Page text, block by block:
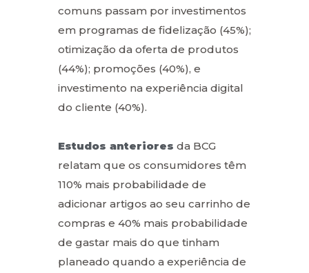
comuns passam por investimentos
em programas de fidelização (45%);
otimização da oferta de produtos
(44%); promoções (40%), e
investimento na experiência digital
do cliente (40%).
Estudos anteriores da BCG
relatam que os consumidores têm
110% mais probabilidade de
adicionar artigos ao seu carrinho de
compras e 40% mais probabilidade
de gastar mais do que tinham
planeado quando a experiência de